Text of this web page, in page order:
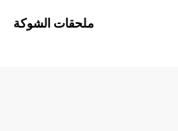
ملحقات الشوكة